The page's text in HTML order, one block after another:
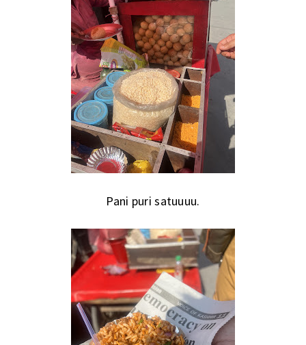
Pani puri satuuuu.